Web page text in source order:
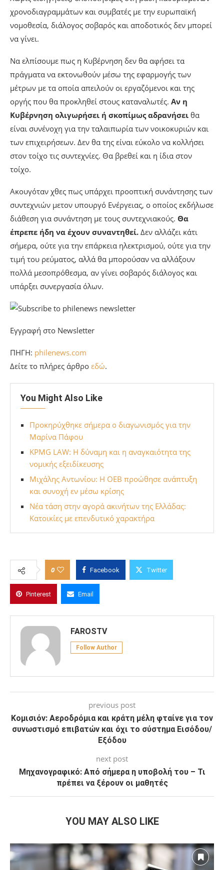
χρονοδιαγραμμάτων και συμβατές με την ευρωπαϊκή
νομοθεσία, διάλογος σοβαρός και αποδοτικός δεν μπορεί
να γίνει.
Να ελπίσουμε πως η Κυβέρνηση δεν θα αφήσει τα
πράγματα να εκτονωθούν μέσω της εφαρμογής των
μέτρων με τα οποία απειλούν οι εργαζόμενοι και της
οργής που θα προκληθεί στους καταναλωτές. Αν η
Κυβέρνηση ολιγωρήσει ή σκοπίμως αδρανήσει θα
είναι συνένοχη για την ταλαιπωρία των νοικοκυριών και
των επιχειρήσεων. Δεν θα της είναι εύκολο να κολλήσει
στον τοίχο τις συντεχνίες. Θα βρεθεί και η ίδια στον
τοίχο.
Ακουγόταν χθες πως υπάρχει προοπτική συνάντησης των
συντεχνιών μετον υπουργό Ενέργειας, ο οποίος εκδήλωσε
διάθεση για συνάντηση με τους συντεχνιακούς. Θα
έπρεπε ήδη να έχουν συναντηθεί. Δεν αλλάζει κάτι
σήμερα, ούτε για την επάρκεια ηλεκτρισμού, ούτε για την
τιμή του ρεύματος, αλλά θα μπορούσαν να αλλάξουν
πολλά μεσοπρόθεσμα, αν γίνει σοβαρός διάλογος και
υπάρξει συνεργασία όλων.
Εγγραφή στο Newsletter
ΠΗΓΗ: philenews.com
Δείτε το πλήρες άρθρο εδώ.
You Might Also Like
Προκηρύχθηκε σήμερα ο διαγωνισμός για την
Μαρίνα Πάφου
KPMG LAW: Η δύναμη και η αναγκαιότητα της
νομικής εξειδίκευσης
Μιχάλης Αντωνίου: Η ΟΕΒ προώθησε ανάπτυξη
και συνοχή εν μέσω κρίσης
Νέα τάση στην αγορά ακινήτων της Ελλάδας:
Κατοικίες με επενδυτικό χαρακτήρα
0 Facebook Twitter
Pinterest Email
FAROSTV
Follow Author
previous post
Κομισιόν: Αεροδρόμια και κράτη μέλη φταίνε για τον
συνωστισμό επιβατών και όχι το σύστημα Εισόδου/
Εξόδου
next post
Μηχανογραφικό: Από σήμερα η υποβολή του – Τι
πρέπει να ξέρουν οι μαθητές
YOU MAY ALSO LIKE